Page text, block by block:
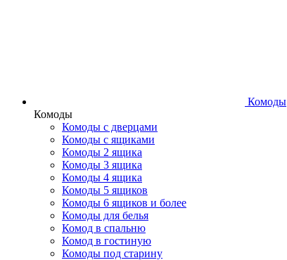
Комоды
Комоды
Комоды с дверцами
Комоды с ящиками
Комоды 2 ящика
Комоды 3 ящика
Комоды 4 ящика
Комоды 5 ящиков
Комоды 6 ящиков и более
Комоды для белья
Комод в спальню
Комод в гостиную
Комоды под старину